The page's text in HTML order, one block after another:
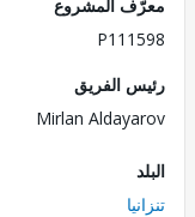
المشروع
الفريق
Mirlan